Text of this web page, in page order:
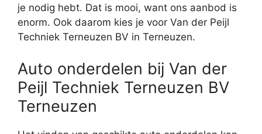
je nodig hebt. Dat is mooi, want ons aanbod is
enorm. Ook daarom kies je voor Van der Peijl
Techniek Terneuzen BV in Terneuzen.
Auto onderdelen bij Van der
Peijl Techniek Terneuzen BV
Terneuzen